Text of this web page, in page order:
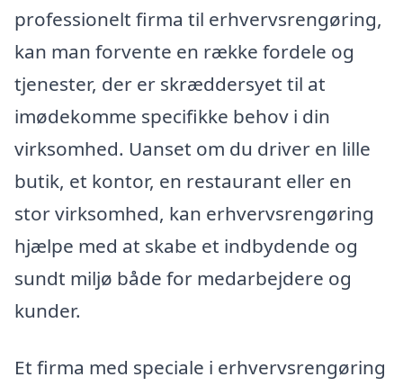
professionelt firma til erhvervsrengøring,
kan man forvente en række fordele og
tjenester, der er skræddersyet til at
imødekomme specifikke behov i din
virksomhed. Uanset om du driver en lille
butik, et kontor, en restaurant eller en
stor virksomhed, kan erhvervsrengøring
hjælpe med at skabe et indbydende og
sundt miljø både for medarbejdere og
kunder.
Et firma med speciale i erhvervsrengøring